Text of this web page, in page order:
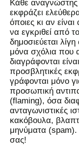
Kάθε
εκφράζει
όποιες κι αν
να εγκριθεί από
δημοσιεύεται
μόνα σχόλια που
διαγράφονται
προσβλητικές
γράφονται μόνο
προσωπική
(flaming), όσα
ανταγωνιστικές
κακόβουλα,
μηνύματα (spam).
σας!